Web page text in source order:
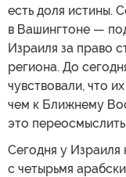
есть доля истины.
в Вашингтоне —
Израиля за право
региона. До
чувствовали, что
чем к Ближнему
это переосмыслить.
Сегодня у Израиля
с четырьмя